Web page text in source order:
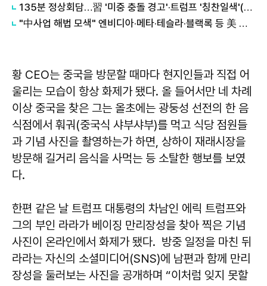
135분 정상회담…習 '미중 충돌 경고'·트럼프 '칭찬일색'(종합)
"中사업 해법 모색" 엔비디아·메타·테슬라·블랙록 등 美 재계 총출동
황 CEO는 중국을 방문할 때마다 현지인들과 직접 어
울리는 모습이 항상 화제가 됐다. 올 들어서만 네 차례
이상 중국을 찾은 그는 올초에는 광둥성 선전의 한 음
식점에서 훠궈(중국식 샤부샤부)를 먹고 식당 점원들
과 기념 사진을 촬영하는가 하면, 상하이 재래시장을
방문해 길거리 음식을 사먹는 등 소탈한 행보를 보였
다.
한편 같은 날 트럼프 대통령의 차남인 에릭 트럼프와
그의 부인 라라가 베이징 만리장성을 찾아 찍은 기념
사진이 온라인에서 화제가 됐다. 방중 일정을 마친 뒤
라라는 자신의 소셜미디어(SNS)에 남편과 함께 만리
장성을 둘러보는 사진을 공개하며 “이처럼 잊지 못할